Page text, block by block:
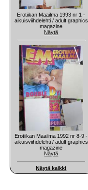
Erotiikan Maailma 1993 nr 1 -
aikuisviihdelehti / adult graphics
magazine
Näytä
Erotiikan Maailma 1992 nr 8-9 -
aikuisviihdelehti / adult graphics
magazine
Näytä
Näytä kaikki